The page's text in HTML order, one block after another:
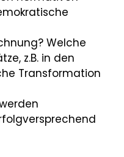
Welche
z.B. in den
Transformation